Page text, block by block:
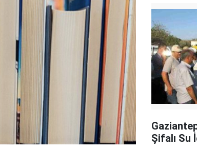
Şifalı Su